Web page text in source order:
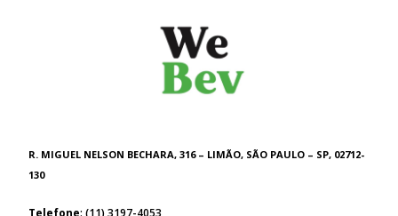
R. MIGUEL NELSON BECHARA, 316 – LIMÃO, SÃO PAULO – SP, 02712-
130
Telefone: (11) 3197-4053